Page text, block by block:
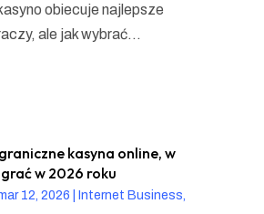
obiecuje najlepsze
ale jak wybrać...
kasyna online, w
w 2026 roku
12, 2026
Internet Business,